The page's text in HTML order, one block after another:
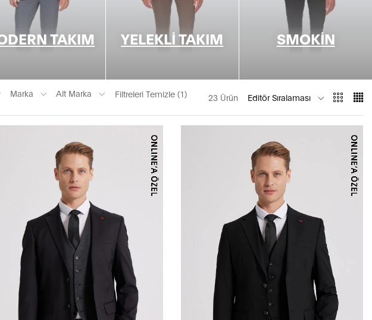
TAKIM YELEKLI TAKIM SMOKIN
Marka Alt Marka Filtreleri Temizle (1) 23 Ürün Editör Sıralaması